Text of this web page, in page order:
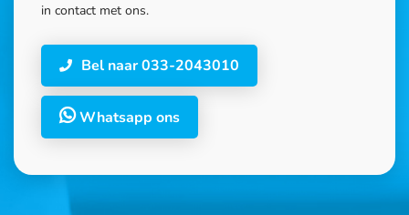
in contact met ons.
Bel naar 033-2043010
Whatsapp ons